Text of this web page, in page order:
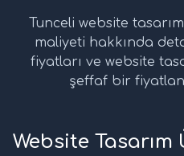
Tunceli website
maliyeti hakkında
fiyatları ve website
şeffaf bir
Website Tasarım